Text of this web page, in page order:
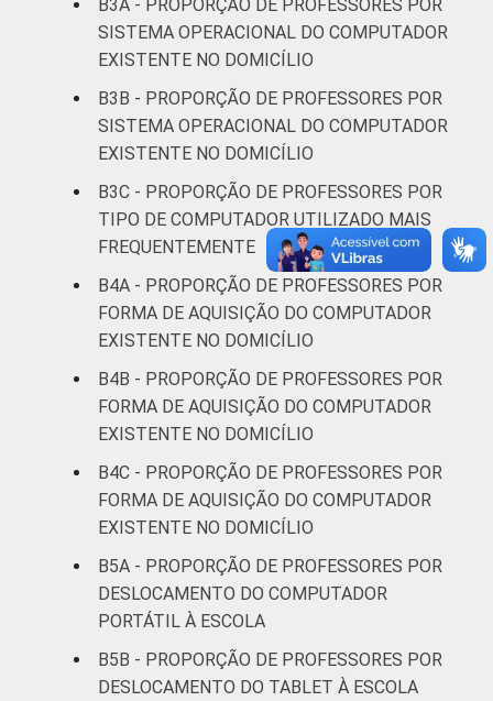
Sul
DEPENDÊNCIA
ADMINISTRATIVA
Pública
Municipal
83
Pública
Estadual
74
Total —
Públicas
77
Particular
SÉRIE
4ª série / 5º
ano do
Fundamental
8ª série / 9º
ano do
Ensino
Fundamental
78
2º ano do
Ensino
74
B3A - PROPORÇÃO DE PROFESSORES POR
SISTEMA OPERACIONAL DO COMPUTADOR
EXISTENTE NO DOMICÍLIO
B3B - PROPORÇÃO DE PROFESSORES POR
SISTEMA OPERACIONAL DO COMPUTADOR
EXISTENTE NO DOMICÍLIO
B3C - PROPORÇÃO DE PROFESSORES POR
TIPO DE COMPUTADOR UTILIZADO MAIS
FREQUENTEMENTE
B4A - PROPORÇÃO DE PROFESSORES POR
FORMA DE AQUISIÇÃO DO COMPUTADOR
EXISTENTE NO DOMICÍLIO
B4B - PROPORÇÃO DE PROFESSORES POR
FORMA DE AQUISIÇÃO DO COMPUTADOR
EXISTENTE NO DOMICÍLIO
B4C - PROPORÇÃO DE PROFESSORES POR
FORMA DE AQUISIÇÃO DO COMPUTADOR
EXISTENTE NO DOMICÍLIO
B5A - PROPORÇÃO DE PROFESSORES POR
DESLOCAMENTO DO COMPUTADOR
PORTÁTIL À ESCOLA
B5B - PROPORÇÃO DE PROFESSORES POR
DESLOCAMENTO DO TABLET À ESCOLA